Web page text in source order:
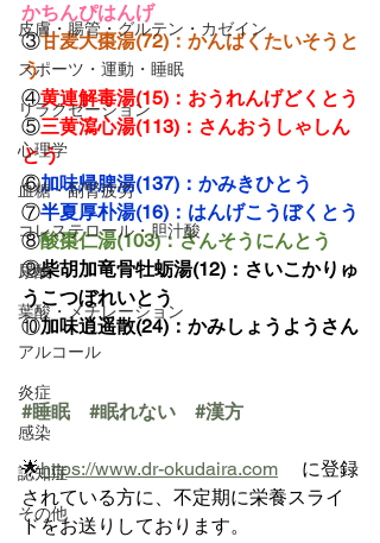
皮膚・腸管・グルテン・カゼイン
スポーツ・運動・睡眠
リラクゼーション
心理学
血糖・副腎疲労
コレステロール・胆汁酸
尿酸
葉酸・メチレーション
アルコール
炎症
感染
認知症
その他
かちんぴはんげ
③甘麦大棗湯(72)：かんばくたいそうと
う
④黄連解毒湯(15)：おうれんげどくとう
⑤三黄瀉心湯(113)：さんおうしゃしん
とう
⑥加味帰脾湯(137)：かみきひとう
⑦半夏厚朴湯(16)：はんげこうぼくとう
⑧酸棗仁湯(103)：さんそうにんとう
⑨柴胡加竜骨牡蛎湯(12)：さいこかりゅ
うこつぼれいとう
⑩加味逍遥散(24)：かみしょうようさん
#睡眠 #眠れない #漢方
🌟https://www.dr-okudaira.com に登録
されている方に、不定期に栄養スライ
ドをお送りしております。